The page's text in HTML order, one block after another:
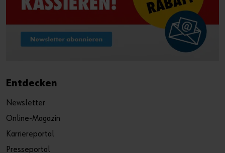
Entdecken
Newsletter
Online-Magazin
Karriereportal
Presseportal